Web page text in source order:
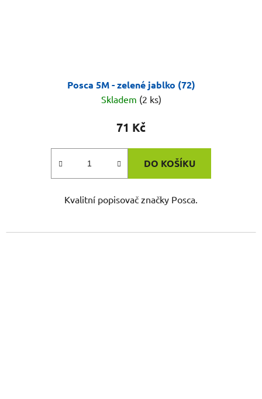
Posca 5M - zelené jablko (72)
Skladem (2 ks)
71 Kč
DO KOŠÍKU
Kvalitní popisovač značky Posca.